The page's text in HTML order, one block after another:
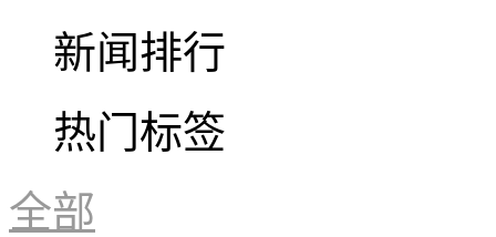
新闻排行
热门标签
全部